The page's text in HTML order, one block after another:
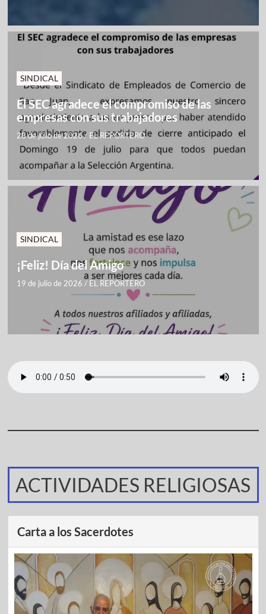
SINDICAL
El SEC agradece el compromiso de las
empresas con sus trabajadores
28 de julio de 2026/ EL REPORTERO
SINDICAL
¡Feliz! Día del Amigo
19 de julio de 2026 / EL REPORTERO
ACTIVIDADES RELIGIOSAS
Carta a los Sacerdotes